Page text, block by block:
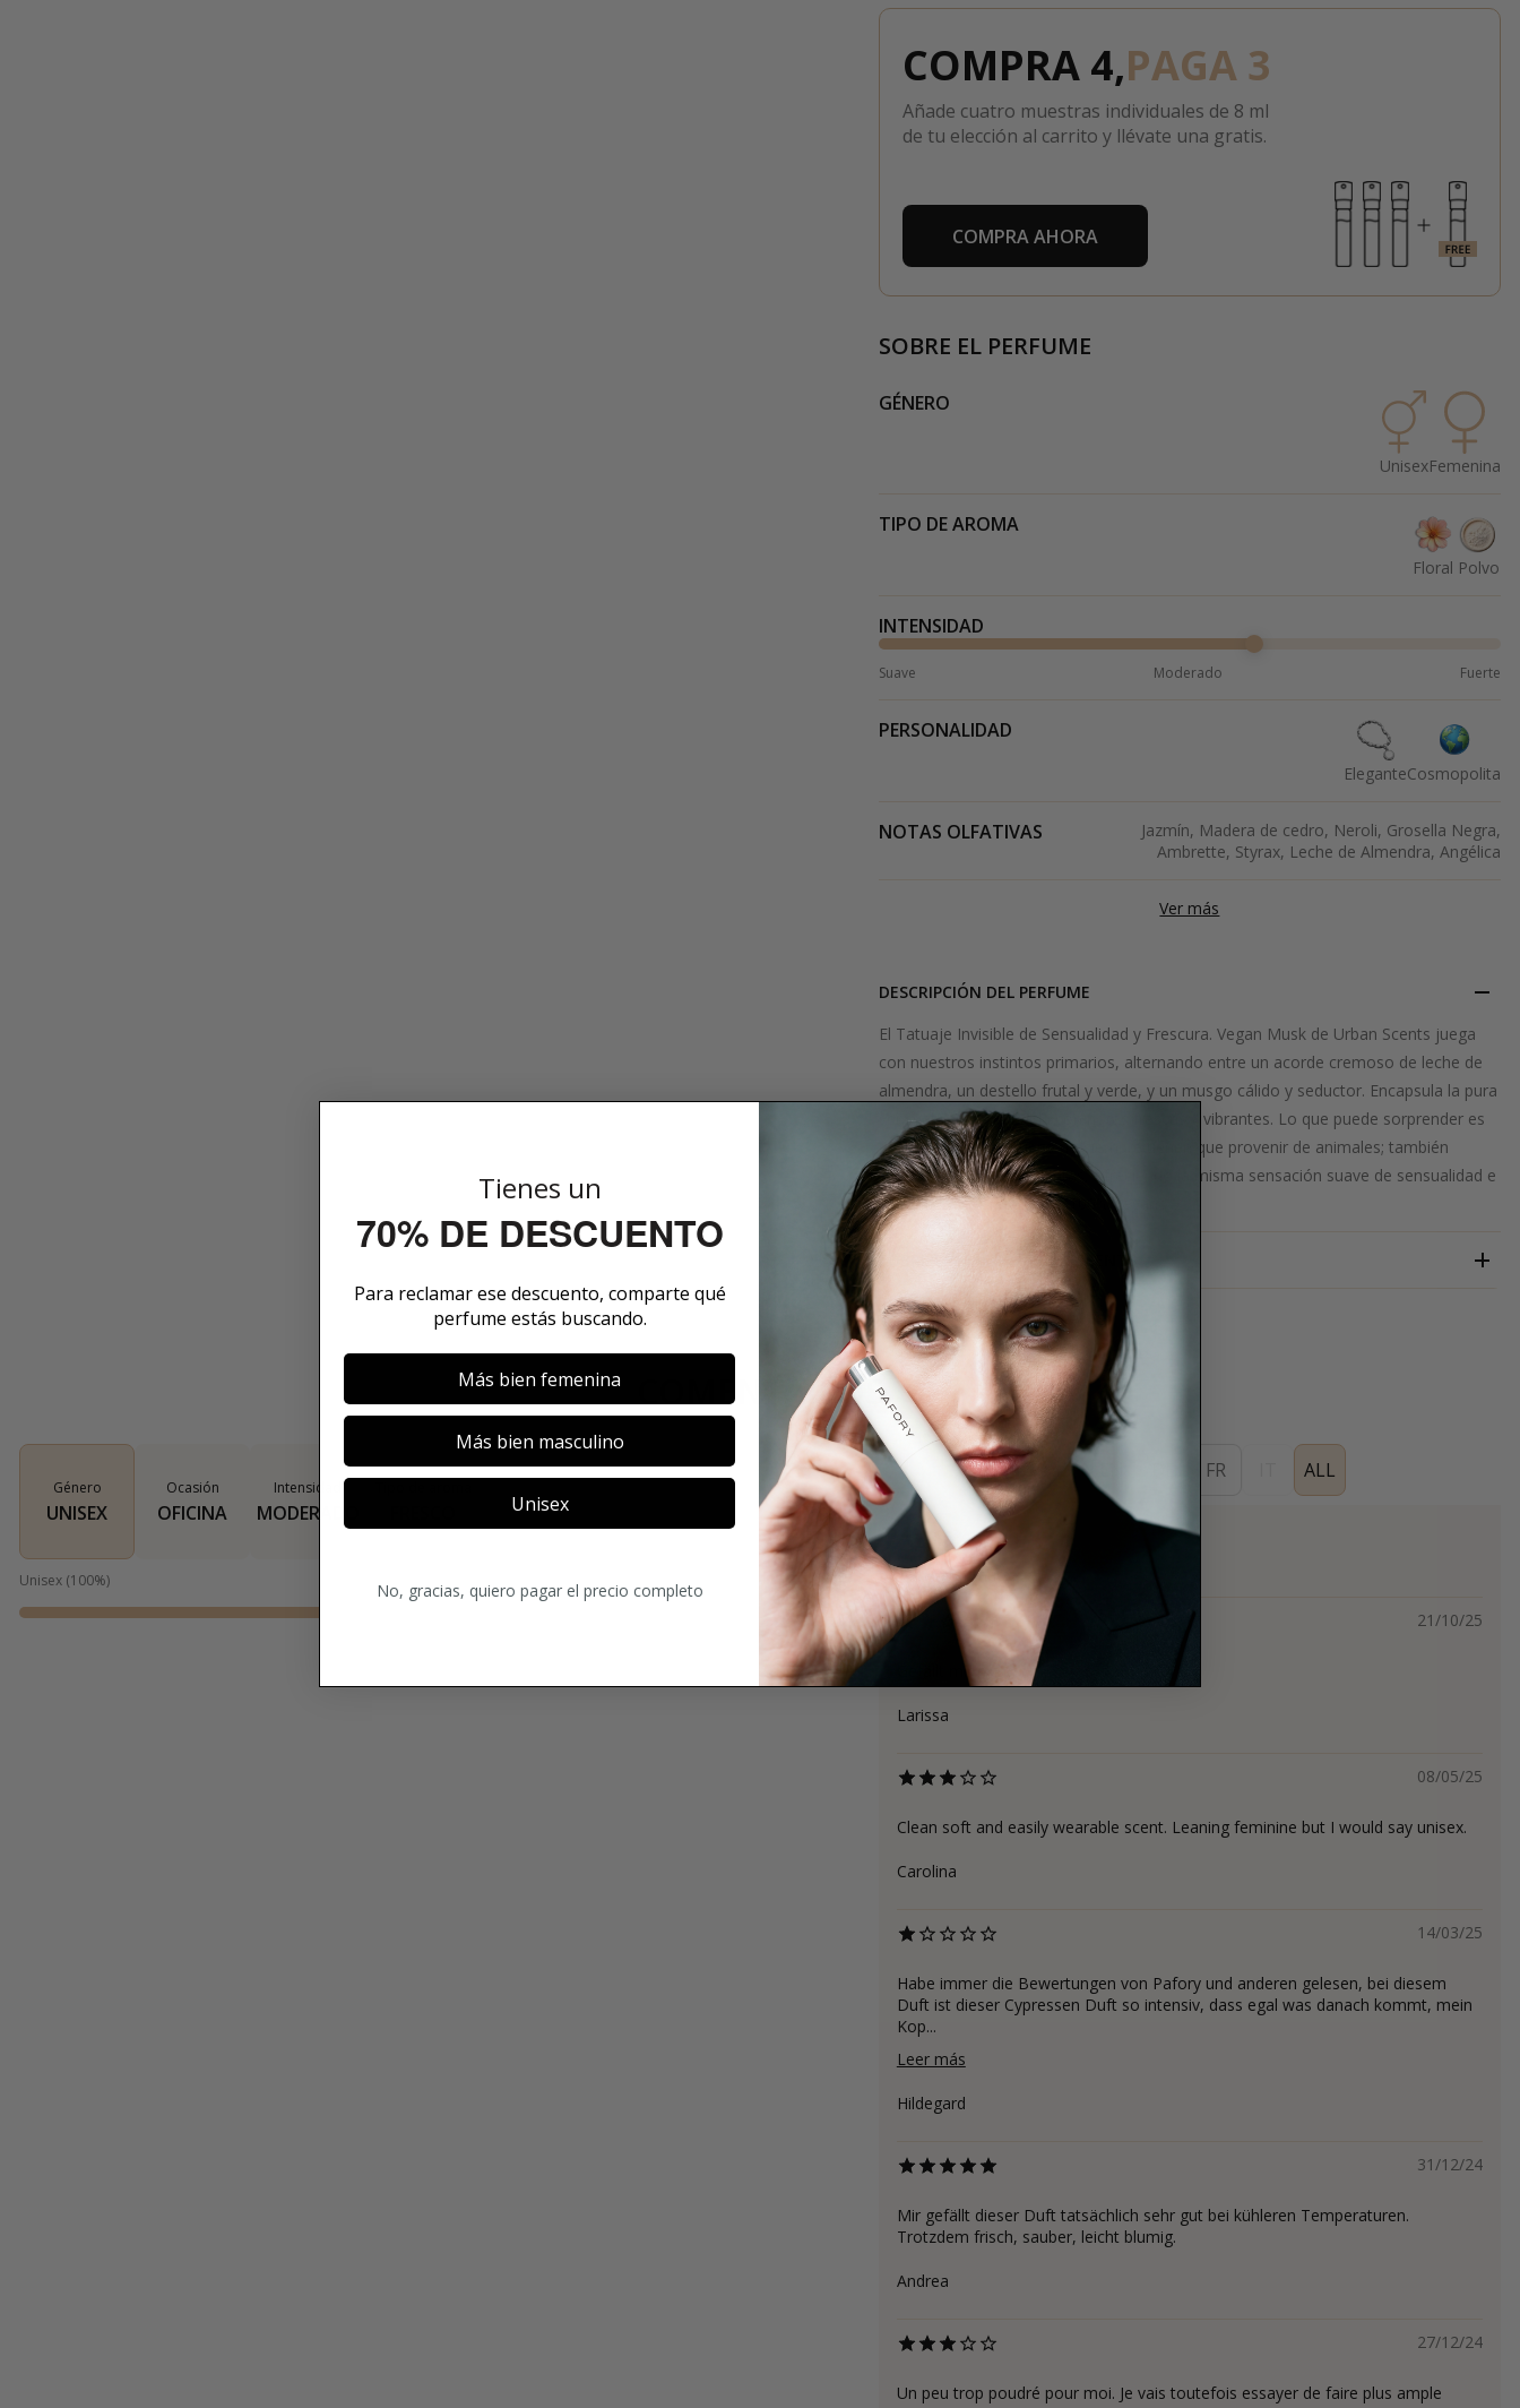
COMPRA 4,PAGA 3
Añade cuatro muestras individuales de 8 ml
de tu elección al carrito y llévate una gratis.
COMPRA AHORA
SOBRE EL PERFUME
GÉNERO
UnisexFemenina
TIPO DE AROMA
Floral Polvo
INTENSIDAD
Suave Moderado Fuerte
PERSONALIDAD
EleganteCosmopolita
NOTAS OLFATIVAS
Jazmín, Madera de cedro, Neroli, Grosella Negra,
Ambrette, Styrax, Leche de Almendra, Angélica
Ver más
DESCRIPCIÓN DEL PERFUME
El Tatuaje Invisible de Sensualidad y Frescura. Vegan Musk de Urban Scents juega
con nuestros instintos primarios, alternando entre un acorde cremoso de leche de
almendra, un destello frutal y verde, y un musgo cálido y seductor. Encapsula la pura
sensualidad combinada con notas frescas y vibrantes. Lo que puede sorprender es
que las notas de musgo no siempre tienen que provenir de animales; también
pueden derivarse de plantas, ofreciendo la misma sensación suave de sensualidad e
intimidad. Vegan Musk es 100% vegano.
URBAN SCENTS
COMENTARIOS
Género
UNISEX
Ocasión
OFICINA
Intensidad
MODERADO
Unisex (100%)
FR ALL
3.6
18 Comentarios
21/10/25
Gefällt mir nicht.
Larissa
08/05/25
Clean soft and easily wearable scent. Leaning feminine but I would say unisex.
Carolina
14/03/25
Habe immer die Bewertungen von Pafory und anderen gelesen, bei diesem
Duft ist dieser Cypressen Duft so intensiv, dass egal was danach kommt, mein
Kop...
Leer más
Hildegard
31/12/24
Mir gefällt dieser Duft tatsächlich sehr gut bei kühleren Temperaturen.
Trotzdem frisch, sauber, leicht blumig.
Andrea
27/12/24
Un peu trop poudré pour moi. Je vais toutefois essayer de faire plus ample
Tienes un
70% DE DESCUENTO
Para reclamar ese descuento, comparte qué
perfume estás buscando.
Más bien femenina
Más bien masculino
Unisex
No, gracias, quiero pagar el precio completo